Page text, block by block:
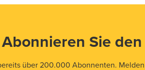
Abonnieren Sie
über 200.000 Abonnenten.